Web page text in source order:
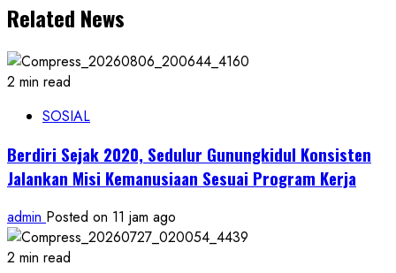
Related News
2 min read
SOSIAL
Berdiri Sejak 2020, Sedulur Gunungkidul Konsisten
Jalankan Misi Kemanusiaan Sesuai Program Kerja
admin Posted on 11 jam ago
2 min read